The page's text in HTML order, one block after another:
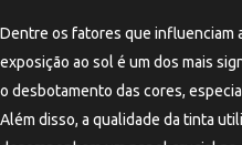
Dentre os fatores que influenciam
exposição ao sol é um dos mais
o desbotamento das cores,
Além disso, a qualidade da tinta